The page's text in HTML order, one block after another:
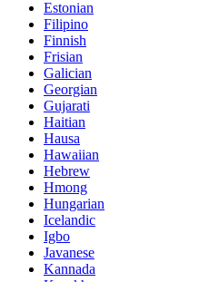
Estonian
Filipino
Finnish
Frisian
Galician
Georgian
Gujarati
Haitian
Hausa
Hawaiian
Hebrew
Hmong
Hungarian
Icelandic
Igbo
Javanese
Kannada